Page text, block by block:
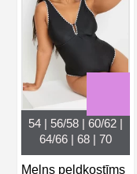
54 | 56/58 | 60/62 |
64/66 | 68 | 70
Melns peldkostīms